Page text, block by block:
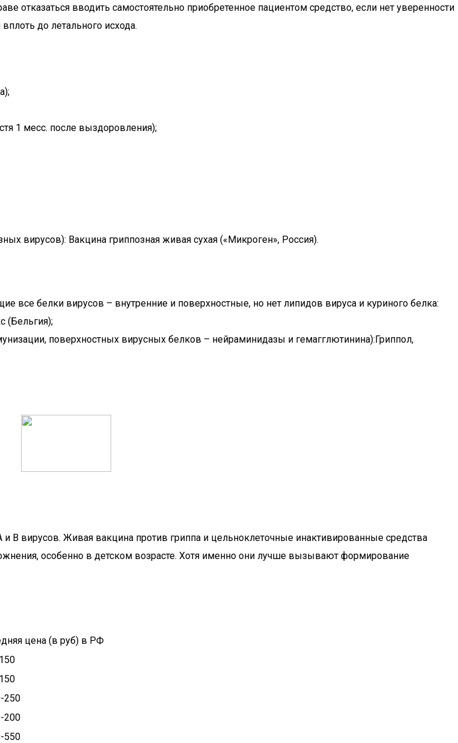
отказаться вводить самостоятельно приобретенное пациентом средство, если нет уверенности
до летального исхода.
1 месс. после выздоровления);
вирусов): Вакцина гриппозная живая сухая («Микроген», Россия).
все белки вирусов – внутренние и поверхностные, но нет липидов вируса и куриного белка:
(Бельгия);
поверхностных вирусных белков – нейраминидазы и гемагглютинина):Гриппол,
вирусов. Живая вакцина против гриппа и цельноклеточные инактивированные средства
особенно в детском возрасте. Хотя именно они лучше вызывают формирование
цена (в руб) в РФ
250
200
550